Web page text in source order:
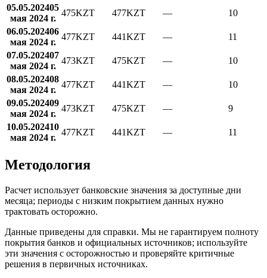
05.05.202405
мая 2024 г.
475KZT 477KZT —
10
06.05.202406
мая 2024 г.
477KZT 441KZT —
11
07.05.202407
мая 2024 г.
473KZT 475KZT —
10
08.05.202408
мая 2024 г.
477KZT 441KZT —
10
09.05.202409
мая 2024 г.
473KZT 475KZT —
9
10.05.202410
мая 2024 г.
477KZT 441KZT — 11
Методология
Расчет использует банковские значения за доступные дни
месяца; периоды с низким покрытием данных нужно
трактовать осторожно.
Данные приведены для справки. Мы не гарантируем полноту
покрытия банков и официальных источников; используйте
эти значения с осторожностью и проверяйте критичные
решения в первичных источниках.